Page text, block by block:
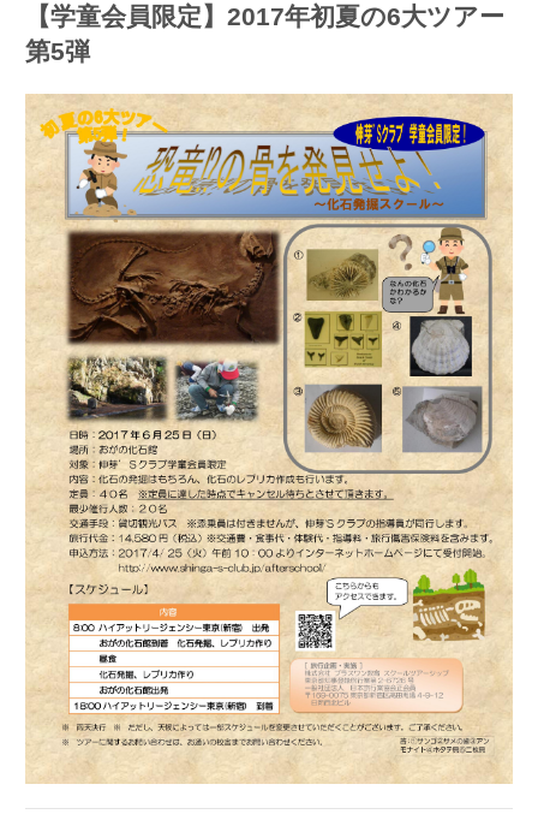
【学童会員限定】2017年初夏の6大ツアー
第5弾